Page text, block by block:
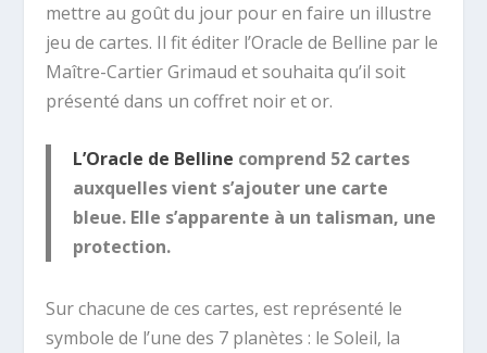
mettre au goût du jour pour en faire un illustre
jeu de cartes. Il fit éditer l’Oracle de Belline par le
Maître-Cartier Grimaud et souhaita qu’il soit
présenté dans un coffret noir et or.
L’Oracle de Belline comprend 52 cartes
auxquelles vient s’ajouter une carte
bleue. Elle s’apparente à un talisman, une
protection.
Sur chacune de ces cartes, est représenté le
symbole de l’une des 7 planètes : le Soleil, la